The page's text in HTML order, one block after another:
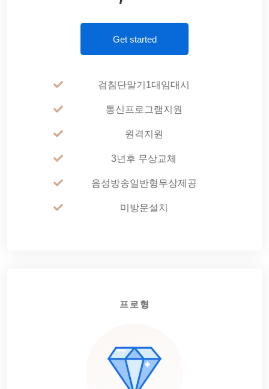
Get started
검침단말기1대임대시
통신프로그램지원
원격지원
3년후 무상교체
음성방송일반형무상제공
미방문설치
프로형